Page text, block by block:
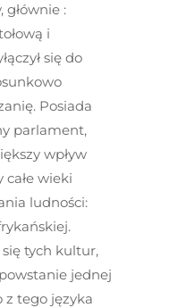
:
i
się do
Posiada
parlament,
wpływ
całe wieki
ludności:
tych kultur,
jednej
z tego języka